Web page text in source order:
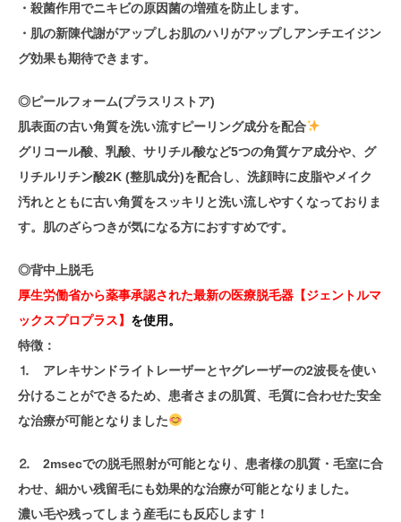
・殺菌作用でニキビの原因菌の増殖を防止します。
・肌の新陳代謝がアップしお肌のハリがアップしアンチエイジン
グ効果も期待できます。
◎ピールフォーム(プラスリストア)
肌表面の古い角質を洗い流すピーリング成分を配合
グリコール酸、乳酸、サリチル酸など5つの角質ケア成分や、グ
リチルリチン酸2K (整肌成分)を配合し、洗顔時に皮脂やメイク
汚れとともに古い角質をスッキリと洗い流しやすくなっておりま
す。肌のざらつきが気になる方におすすめです。
◎背中上脱毛
厚生労働省から薬事承認された最新の医療脱毛器【ジェントルマ
ックスプロプラス】 を使用。
特徴：
⒈ アレキサンドライトレーザーとヤグレーザーの2波長を使い
分けることができるため、患者さまの肌質、毛質に合わせた安全
な治療が可能となりました
⒉ 2msecでの脱毛照射が可能となり、患者様の肌質・毛室に合
わせ、細かい残留毛にも効果的な治療が可能となりました。
濃い毛や残ってしまう産毛にも反応します！